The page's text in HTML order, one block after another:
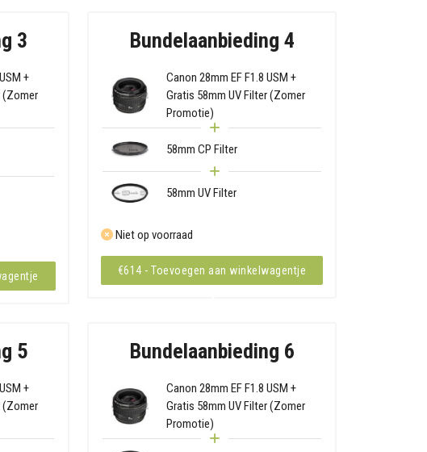
3
+
(Zomer
Bundelaanbieding 4
Canon 28mm EF F1.8 USM +
Gratis 58mm UV Filter (Zomer
Promotie)
58mm CP Filter
58mm UV Filter
Niet op voorraad
€614 - Toevoegen aan winkelwagentje
5
+
(Zomer
Bundelaanbieding 6
Canon 28mm EF F1.8 USM +
Gratis 58mm UV Filter (Zomer
Promotie)